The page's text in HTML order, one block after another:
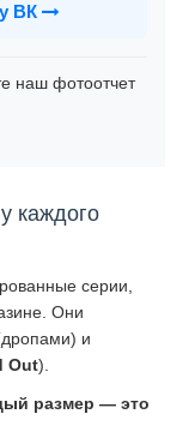
ВК
наш фотоотчет
каждого
серии,
Они
и
Out).
размер — это